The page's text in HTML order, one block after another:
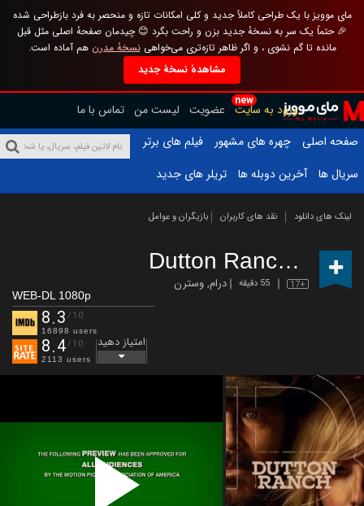
مای موویز با یک طراحی کاملاً جدید و کلی امکانات تازه و منحصر به فرد بازطراحی شده
🎉 حتماً یک سر به نسخهٔ جدید بزن و راحت بگرد 😊 چیدمان صفحهٔ اصلی مثل قبل
مانده تا گم نشوی ، و اگر ظاهر تازه‌تری می‌خواهینسخهٔ مدرن هم آماده است.
مشاهدهٔ نسخهٔ جدید
new
ورود به سایت عضویت لیست من تماس با ما
صفحه اصلی
چهره های مشهور
فیلم های برتر
سریال ها
آخرین دوبله ها تریلر های جدید
لینک های دانلود نقد های کاربران بازیگران و عوامل
Dutton Ranch (2026
17+ 55 دقیقه درام,وسترن
WEB-DL 1080p
8.3 /10
16898 users
8.4/10
2113 users
امتیاز دهید